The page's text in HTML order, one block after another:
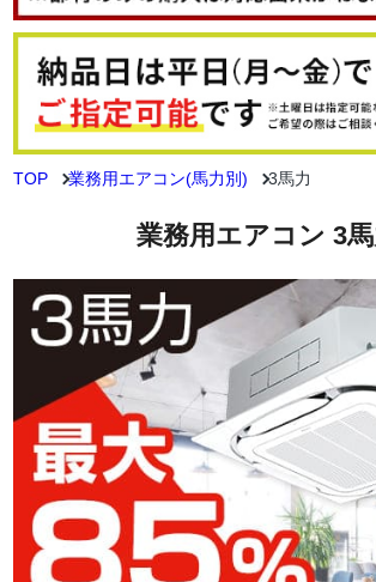
TOP 業務用エアコン(馬力別) 3馬力
業務用エアコン 3